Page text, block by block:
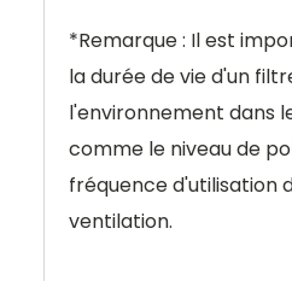
*Remarque : Il est
la durée de vie d'un
l'environnement dans
comme le niveau de
fréquence d'utilisation
ventilation.